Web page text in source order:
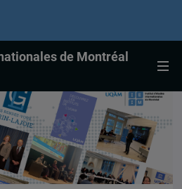
de Montréal